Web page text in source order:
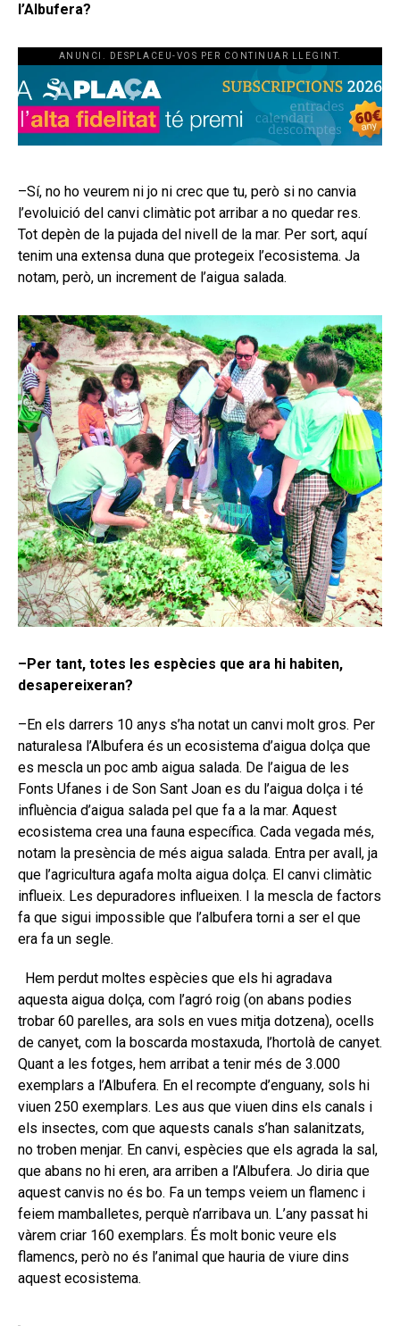
l’Albufera?
ANUNCI. DESPLACEU-VOS PER CONTINUAR LLEGINT.
–Sí, no ho veurem ni jo ni crec que tu, però si no canvia
l’evoluició del canvi climàtic pot arribar a no quedar res.
Tot depèn de la pujada del nivell de la mar. Per sort, aquí
tenim una extensa duna que protegeix l’ecosistema. Ja
notam, però, un increment de l’aigua salada.
–Per tant, totes les espècies que ara hi habiten,
desapereixeran?
–En els darrers 10 anys s’ha notat un canvi molt gros. Per
naturalesa l’Albufera és un ecosistema d’aigua dolça que
es mescla un poc amb aigua salada. De l’aigua de les
Fonts Ufanes i de Son Sant Joan es du l’aigua dolça i té
influència d’aigua salada pel que fa a la mar. Aquest
ecosistema crea una fauna específica. Cada vegada més,
notam la presència de més aigua salada. Entra per avall, ja
que l’agricultura agafa molta aigua dolça. El canvi climàtic
influeix. Les depuradores influeixen. I la mescla de factors
fa que sigui impossible que l’albufera torni a ser el que
era fa un segle.
Hem perdut moltes espècies que els hi agradava
aquesta aigua dolça, com l’agró roig (on abans podies
trobar 60 parelles, ara sols en vues mitja dotzena), ocells
de canyet, com la boscarda mostaxuda, l’hortolà de canyet.
Quant a les fotges, hem arribat a tenir més de 3.000
exemplars a l’Albufera. En el recompte d’enguany, sols hi
viuen 250 exemplars. Les aus que viuen dins els canals i
els insectes, com que aquests canals s’han salanitzats,
no troben menjar. En canvi, espècies que els agrada la sal,
que abans no hi eren, ara arriben a l’Albufera. Jo diria que
aquest canvis no és bo. Fa un temps veiem un flamenc i
feiem mamballetes, perquè n’arribava un. L’any passat hi
vàrem criar 160 exemplars. És molt bonic veure els
flamencs, però no és l’animal que hauria de viure dins
aquest ecosistema.